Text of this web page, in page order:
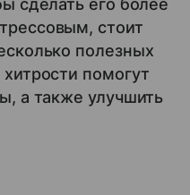
сделать его более
стоит
полезных
помогут
а также улучшить